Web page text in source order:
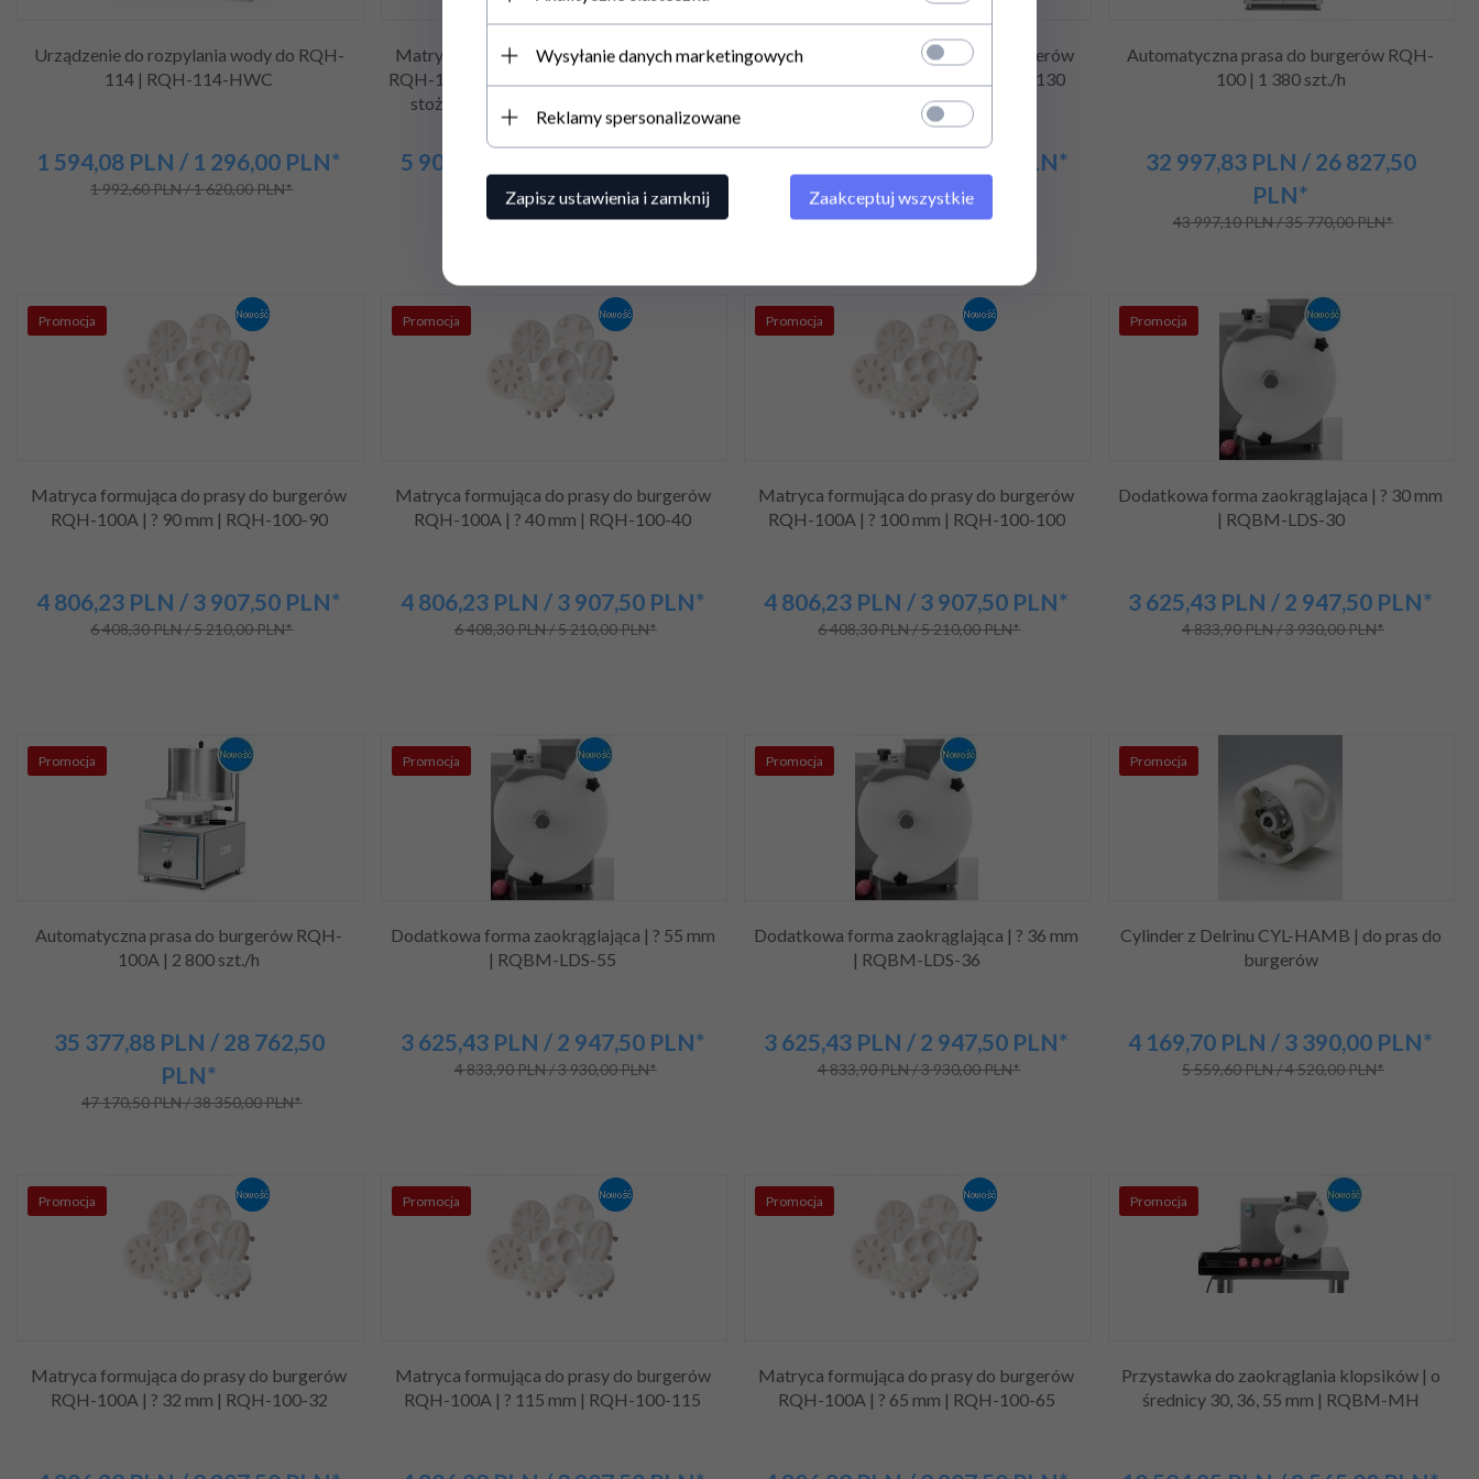
Urządzenie do rozpylania wody do RQH-
114 | RQH-114-HWC
1 594,08 PLN/ 1 296,00 PLN*
1 992,60 PLN / 1 620,00 PLN*
Matryca formująca do prasy do burgerów
RQH-100A | forma do krokietów, canelloni,
stożek | lub dowolny kształt burgera |
RQH100A/114 on demand
5 904,
7 872,00 PLN / 6 400,00 PLN*
Matryca formująca do prasy do burgerów
RQH-100A | ? 130 mm | RQH-100-130
PLN*
6 408,30 PLN / 5 210,00 PLN*
Automatyczna prasa do burgerów RQH-
100 | 1 380 szt./h
32 997,83PLN / 26 827,50
PLN*
43 997,10 PLN / 35 770,00 PLN*
Promocja
Matryca formująca do prasy do burgerów
RQH-100A | ? 90 mm | RQH-100-90
4 806,23 PLN/ 3 907,50 PLN*
6 408,30 PLN / 5 210,00 PLN*
Promocja
Matryca formująca do prasy do burgerów
RQH-100A | ? 40 mm | RQH-100-40
4 806,23PLN / 3 907,50 PLN*
6 408,30 PLN / 5 210,00 PLN*
Promocja
Matryca formująca do prasy do burgerów
RQH-100A | ? 100 mm | RQH-100-100
4 806,23 PLN/ 3 907,50 PLN*
6 408,30 PLN / 5 210,00 PLN*
Promocja
Dodatkowa forma zaokrąglająca | ? 30 mm
| RQBM-LDS-30
3 625,43 PLN/ 2 947,50 PLN*
4 833,90 PLN / 3 930,00 PLN*
Promocja
Automatyczna prasa do burgerów RQH-
100A | 2 800 szt./h
35 377,88PLN / 28 762,50
PLN*
47 170,50 PLN / 38 350,00 PLN*
Promocja
Dodatkowa forma zaokrąglająca | ? 55 mm
| RQBM-LDS-55
3 625,43PLN / 2 947,50 PLN*
4 833,90 PLN / 3 930,00 PLN*
Promocja
Dodatkowa forma zaokrąglająca | ? 36 mm
| RQBM-LDS-36
3 625,43 PLN/ 2 947,50 PLN*
4 833,90 PLN / 3 930,00 PLN*
Promocja
Cylinder z Delrinu CYL-HAMB | do pras do
burgerów
4 169,70 PLN/ 3 390,00 PLN*
5 559,60 PLN / 4 520,00 PLN*
Promocja
Matryca formująca do prasy do burgerów
RQH-100A | ? 32 mm | RQH-100-32
Promocja
Matryca formująca do prasy do burgerów
RQH-100A | ? 115 mm | RQH-100-115
Promocja
Matryca formująca do prasy do burgerów
RQH-100A | ? 65 mm | RQH-100-65
Promocja
Przystawka do zaokrąglania klopsików | o
średnicy 30, 36, 55 mm | RQBM-MH
Wysyłanie danych marketingowych
Reklamy spersonalizowane
Zapisz ustawienia i zamknij Zaakceptuj wszystkie